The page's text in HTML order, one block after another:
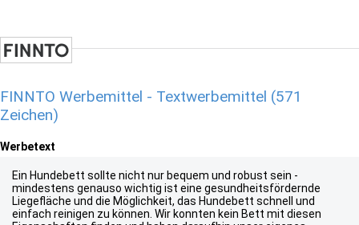
FINNTO Werbemittel - Textwerbemittel (571
Zeichen)
Werbetext
Ein Hundebett sollte nicht nur bequem und robust sein -
mindestens genauso wichtig ist eine gesundheitsfördernde
Liegefläche und die Möglichkeit, das Hundebett schnell und
einfach reinigen zu können. Wir konnten kein Bett mit diesen